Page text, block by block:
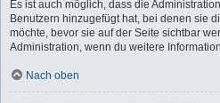
Es ist auch möglich, dass die
Benutzern hinzugefügt hat, bei denen sie
möchte, bevor sie auf der Seite sichtbar
Administration, wenn du weitere
Nach oben